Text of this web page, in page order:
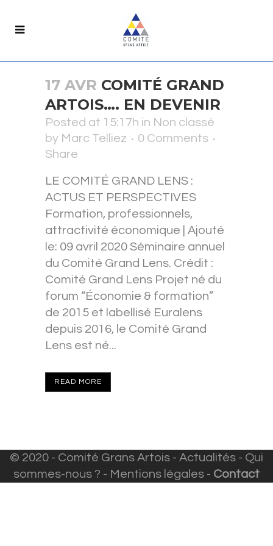
17 AVR COMITÉ GRAND
ARTOIS…. EN DEVENIR
Posted at 15:17h in Non classé
by Marc Telliez
0 Comments
Share
LE COMITÉ GRAND LENS :
ACTUS ET PERSPECTIVES
Formation, professionnels,
attractivité économique | Ajouté
le: 09 avril 2020 Séminaire annuel
du Comité Grand Lens. Crédit :
Comité Grand Lens Projet né du
forum “Économie & formation”
de 2015 et labellisé Euralens
depuis 2016, le Comité Grand
Lens est né...
READ MORE
© 2020 - Comité Grans Artois - Actualités - Qui
sommes-nous ? - Mentions légales - Contact